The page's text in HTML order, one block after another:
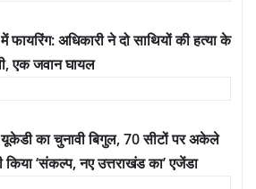
अधिकारी ने दो साथियों की हत्या के
एक जवान घायल
का चुनावी बिगुल, 70 सीटों पर अकेले
‘संकल्प, नए उत्तराखंड का’ एजेंडा